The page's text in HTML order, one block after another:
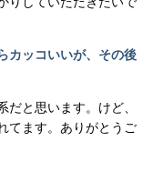
カッコいいが、その後
と思います。けど、
てます。ありがとうご